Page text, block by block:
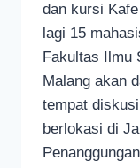
dan kursi
lagi 15
Fakultas Ilmu
Malang akan
tempat
berlokasi di